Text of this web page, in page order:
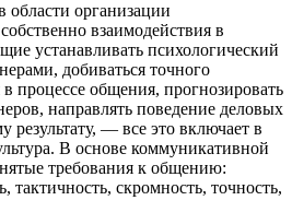
организации
взаимодействия в
устанавливать психологический
добиваться точного
процессе общения, прогнозировать
направлять поведение деловых
результату, — все это включает в
В основе коммуникативной
требования к общению:
тактичность, скромность, точность,